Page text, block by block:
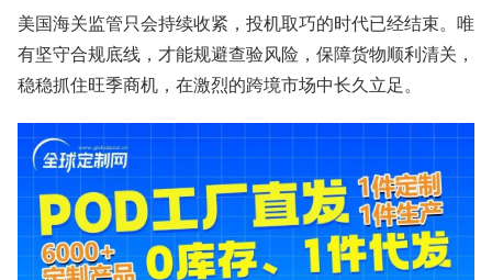
美国海关监管只会持续收紧，投机取巧的时代已经结束。唯
有坚守合规底线，才能规避查验风险，保障货物顺利清关，
稳稳抓住旺季商机，在激烈的跨境市场中长久立足。